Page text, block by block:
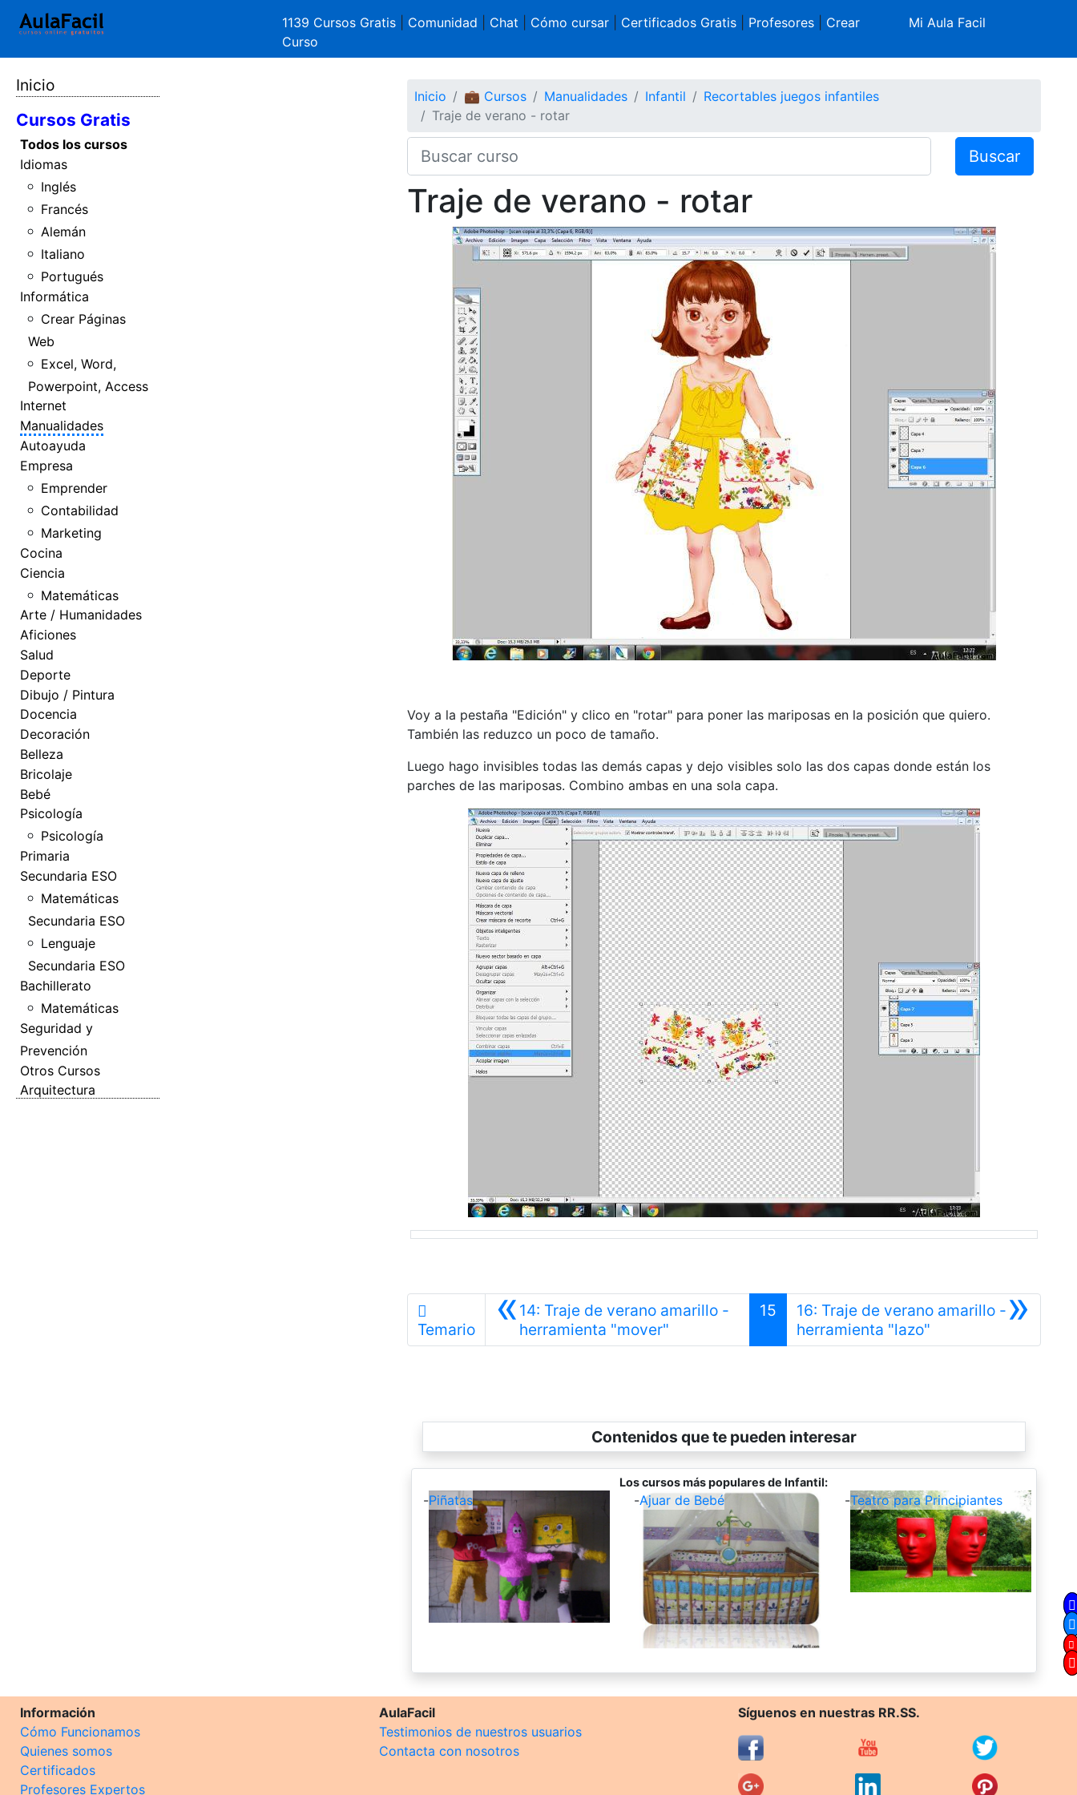
1139 Cursos Gratis Comunidad Chat Cómo cursar| Certificados Gratis| Profesores| Crear
Curso
Mi Aula Facil
Inicio
Cursos Gratis
Todos los cursos
Idiomas
Inglés
Francés
Alemán
Italiano
Portugués
Informática
Crear Páginas
Web
Excel, Word,
Powerpoint, Access
Internet
Manualidades
Autoayuda
Empresa
Emprender
Contabilidad
Marketing
Cocina
Ciencia
Matemáticas
Arte / Humanidades
Aficiones
Salud
Deporte
Dibujo / Pintura
Docencia
Decoración
Belleza
Bricolaje
Bebé
Psicología
Psicología
Primaria
Secundaria ESO
Matemáticas
Secundaria ESO
Lenguaje
Secundaria ESO
Bachillerato
Matemáticas
Seguridad y
Prevención
Otros Cursos
Arquitectura
Inicio 💼 Cursos Manualidades Infantil
Recortables juegos infantiles
Traje de verano - rotar
Buscar
Traje de verano - rotar
Voy a la pestaña "Edición" y clico en "rotar" para poner las mariposas en la posición que quiero.
También las reduzco un poco de tamaño.
Luego hago invisibles todas las demás capas y dejo visibles solo las dos capas donde están los
parches de las mariposas. Combino ambas en una sola capa.
Temario «14: Traje de verano amarillo -
herramienta "mover"Anterior
15 »
16: Traje de verano amarillo -
herramienta "lazo"Siguiente
Contenidos que te pueden interesar
Los cursos más populares de Infantil:
-Piñatas -Ajuar de Bebé -Teatro para Principiantes
Información
Cómo Funcionamos
Quienes somos
Certificados
Profesores Expertos
AulaFacil
Testimonios de nuestros usuarios
Contacta con nosotros
Síguenos en nuestras RR.SS.